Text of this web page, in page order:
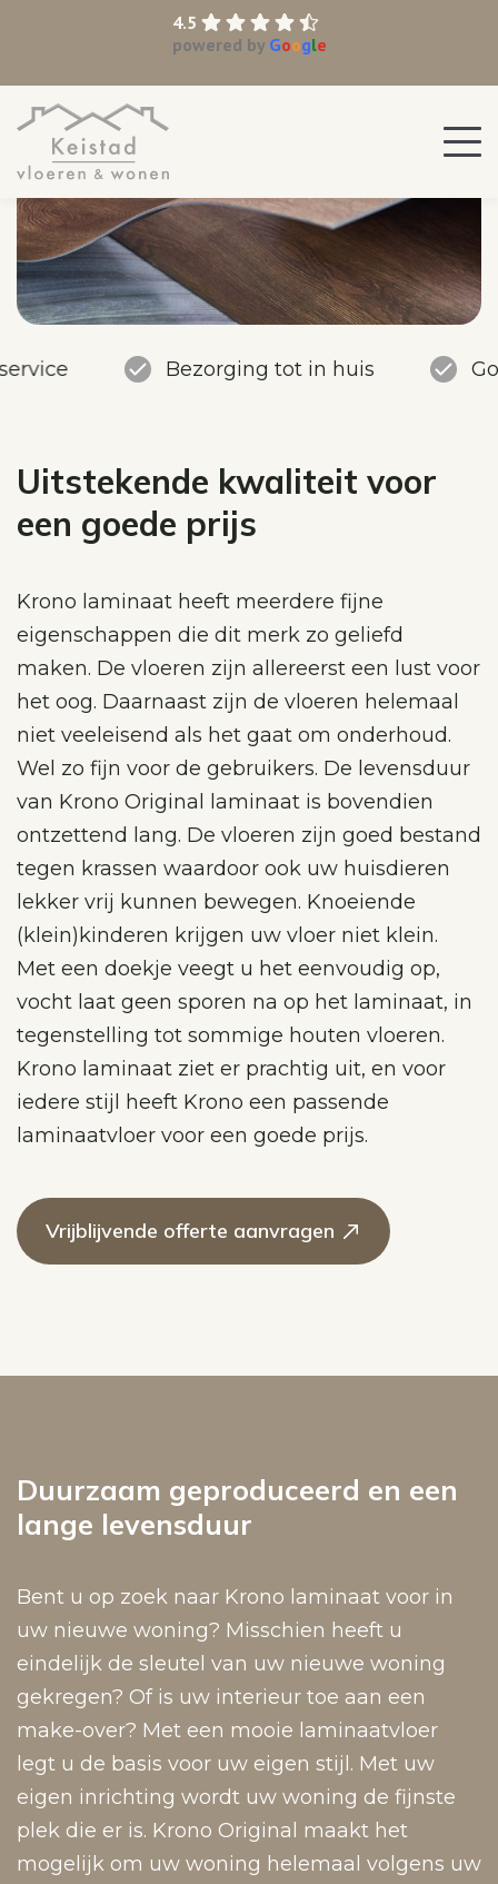
4.5
powered by Google
Bezorging tot in huis
Uitstekende kwaliteit voor
een goede prijs
Krono laminaat heeft meerdere fijne
eigenschappen die dit merk zo geliefd
maken. De vloeren zijn allereerst een lust voor
het oog. Daarnaast zijn de vloeren helemaal
niet veeleisend als het gaat om onderhoud.
Wel zo fijn voor de gebruikers. De levensduur
van Krono Original laminaat is bovendien
ontzettend lang. De vloeren zijn goed bestand
tegen krassen waardoor ook uw huisdieren
lekker vrij kunnen bewegen. Knoeiende
(klein)kinderen krijgen uw vloer niet klein.
Met een doekje veegt u het eenvoudig op,
vocht laat geen sporen na op het laminaat, in
tegenstelling tot sommige houten vloeren.
Krono laminaat ziet er prachtig uit, en voor
iedere stijl heeft Krono een passende
laminaatvloer voor een goede prijs.
Vrijblijvende offerte aanvragen
Duurzaam geproduceerd en een
lange levensduur
Bent u op zoek naar Krono laminaat voor in
uw nieuwe woning? Misschien heeft u
eindelijk de sleutel van uw nieuwe woning
gekregen? Of is uw interieur toe aan een
make-over? Met een mooie laminaatvloer
legt u de basis voor uw eigen stijl. Met uw
eigen inrichting wordt uw woning de fijnste
plek die er is. Krono Original maakt het
mogelijk om uw woning helemaal volgens uw